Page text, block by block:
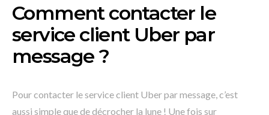
Comment contacter le
service client Uber par
message ?
Pour contacter le service client Uber par message, c’est
aussi simple que de décrocher la lune ! Une fois sur